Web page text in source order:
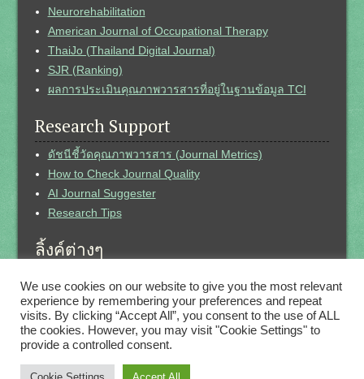
Neurorehabilitation
American Journal of Occupational Therapy
ThaiJo (Thailand Digital Journal)
SJR (Ranking)
ผลการประเมินคุณภาพวารสารที่อยู่ในฐานข้อมูล TCI
Research Support
ดัชนีชี้วัดคุณภาพวารสาร (Journal Metrics)
How to Check Journal Quality
AI Journal Suggester
Research Tips
ลิ้งค์ต่างๆ
e-Thesis (คณะกายภาพบำบัด)
Researchgate
รายชื่อหนังสือจัดซื้อปี 53-67
สรุปผลการสำรวจหนังสือประจำปี
We use cookies on our website to give you the most relevant
experience by remembering your preferences and repeat
visits. By clicking “Accept All”, you consent to the use of ALL
the cookies. However, you may visit "Cookie Settings" to
provide a controlled consent.